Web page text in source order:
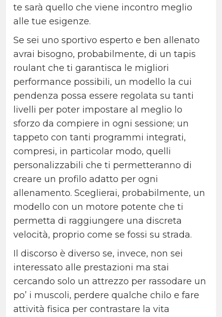
te sarà quello che viene incontro meglio
alle tue esigenze.
Se sei uno sportivo esperto e ben allenato
avrai bisogno, probabilmente, di un tapis
roulant che ti garantisca le migliori
performance possibili, un modello la cui
pendenza possa essere regolata su tanti
livelli per poter impostare al meglio lo
sforzo da compiere in ogni sessione; un
tappeto con tanti programmi integrati,
compresi, in particolar modo, quelli
personalizzabili che ti permetteranno di
creare un profilo adatto per ogni
allenamento. Sceglierai, probabilmente, un
modello con un motore potente che ti
permetta di raggiungere una discreta
velocità, proprio come se fossi su strada.
Il discorso è diverso se, invece, non sei
interessato alle prestazioni ma stai
cercando solo un attrezzo per rassodare un
po’ i muscoli, perdere qualche chilo e fare
attività fisica per contrastare la vita